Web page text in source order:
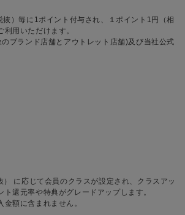
）毎に1ポイント付与され、１ポイント1円（相
用いただけます。
ブランド店舗とアウトレット店舗)及び当社公式
） に応じて会員のクラスが設定され、クラスアッ
ト還元率や特典がグレードアップします。
額に含まれません。